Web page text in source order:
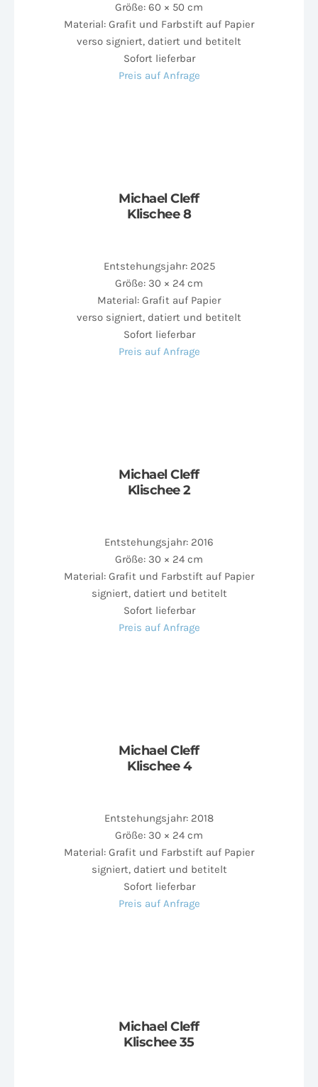
Größe: 60 × 50 cm
Material: Grafit und Farbstift auf Papier
verso signiert, datiert und betitelt
Sofort lieferbar
Preis auf Anfrage
Michael Cleff
Klischee 8
Entstehungsjahr: 2025
Größe: 30 × 24 cm
Material: Grafit auf Papier
verso signiert, datiert und betitelt
Sofort lieferbar
Preis auf Anfrage
Michael Cleff
Klischee 2
Entstehungsjahr: 2016
Größe: 30 × 24 cm
Material: Grafit und Farbstift auf Papier
signiert, datiert und betitelt
Sofort lieferbar
Preis auf Anfrage
Michael Cleff
Klischee 4
Entstehungsjahr: 2018
Größe: 30 × 24 cm
Material: Grafit und Farbstift auf Papier
signiert, datiert und betitelt
Sofort lieferbar
Preis auf Anfrage
Michael Cleff
Klischee 35